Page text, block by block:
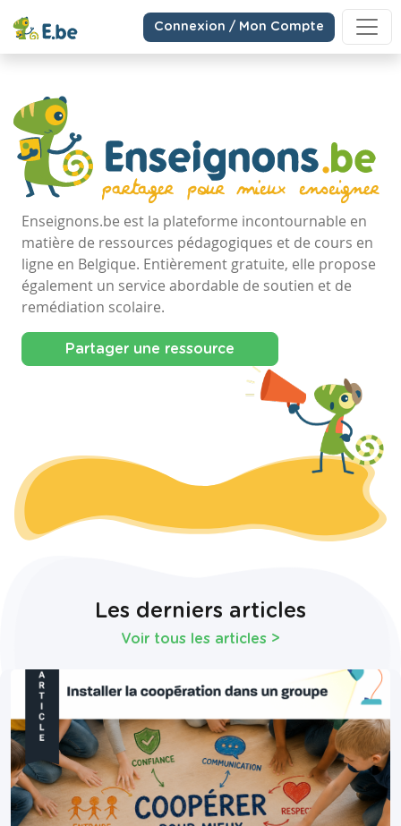
Connexion / Mon Compte
Enseignons.be est la plateforme incontournable en
matière de ressources pédagogiques et de cours en
ligne en Belgique. Entièrement gratuite, elle propose
également un service abordable de soutien et de
remédiation scolaire.
Partager une ressource
Les derniers articles
Voir tous les articles >